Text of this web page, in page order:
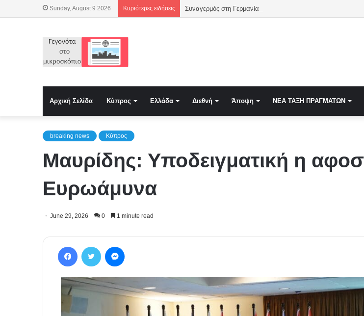
Sunday, August 9 2026 Κυριότερες ειδήσεις Συναγερμός στη Γερμανία για το χαμηλό νερό στον Ρήνο
Αρχική Σελίδα Κύπρος Ελλάδα Διεθνή Άποψη NEA TAΞΗ ΠΡΑΓΜΑΤΩΝ
breaking news Κύπρος
Μαυρίδης: Υποδειγματική η
Ευρωάμυνα
June 29, 2026 0 1 minute read